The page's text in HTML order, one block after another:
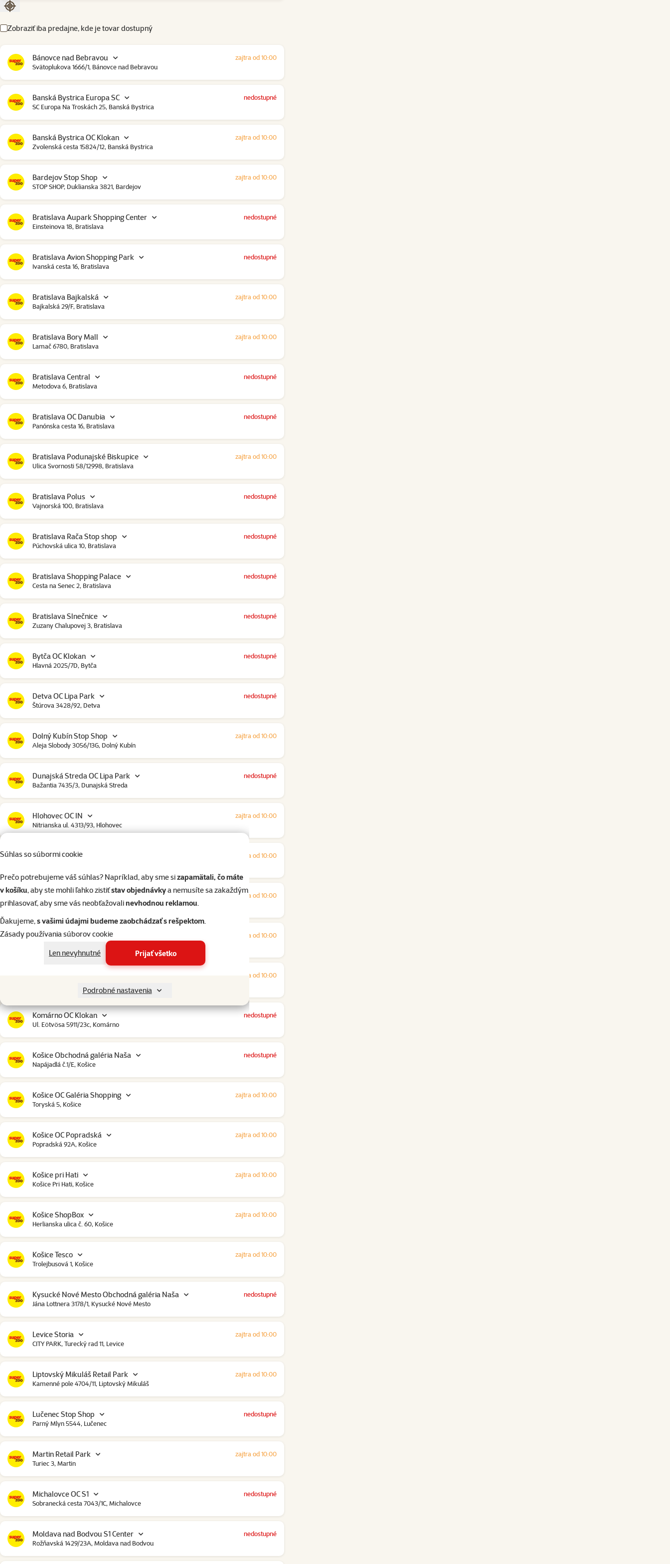
Súhlas so súbormi cookie
Prečo potrebujeme váš súhlas? Napríklad, aby sme sizapamätali, čo máte
v košíku, aby ste mohli ľahko zistiťstav objednávkya nemusíte sa zakaždým
prihlasovať, aby sme vás neobťažovalinevhodnou reklamou.
Ďakujeme,s vašimi údajmi budeme zaobchádzať s rešpektom.
Zásady používania súborov cookie
Len nevyhnutné
Prijať všetko
Podrobné nastavenia
Zoradiť podľa aktuálnej polohy
Zobraziť iba predajne, kde je tovar dostupný
Bánovce nad Bebravou
Svätoplukova 1666/1, Bánovce nad Bebravou
zajtra od 10:00
Banská Bystrica Europa SC
SC Europa Na Troskách 25, Banská Bystrica
nedostupné
Banská Bystrica OC Klokan
Zvolenská cesta 15824/12, Banská Bystrica
zajtra od 10:00
Bardejov Stop Shop
STOP SHOP, Duklianska 3821, Bardejov
zajtra od 10:00
Bratislava Aupark Shopping Center
Einsteinova 18, Bratislava
nedostupné
Bratislava Avion Shopping Park
Ivanská cesta 16, Bratislava
nedostupné
Bratislava Bajkalská
Bajkalská 29/F, Bratislava
zajtra od 10:00
Bratislava Bory Mall
Lamač 6780, Bratislava
zajtra od 10:00
Bratislava Central
Metodova 6, Bratislava
nedostupné
Bratislava OC Danubia
Panónska cesta 16, Bratislava
nedostupné
Bratislava Podunajské Biskupice
Ulica Svornosti 58/12998, Bratislava
zajtra od 10:00
Bratislava Polus
Vajnorská 100, Bratislava
nedostupné
Bratislava Rača Stop shop
Púchovská ulica 10, Bratislava
nedostupné
Bratislava Shopping Palace
Cesta na Senec 2, Bratislava
nedostupné
Bratislava Slnečnice
Zuzany Chalupovej 3, Bratislava
nedostupné
Bytča OC Klokan
Hlavná 2025/7D, Bytča
nedostupné
Detva OC Lipa Park
Štúrova 3428/92, Detva
nedostupné
Dolný Kubín Stop Shop
Aleja Slobody 3056/13G, Dolný Kubín
zajtra od 10:00
Dunajská Streda OC Lipa Park
Bažantia 7435/3, Dunajská Streda
nedostupné
Hlohovec OC IN
Nitrianska ul. 4313/93, Hlohovec
zajtra od 10:00
Humenné zajtra od 10:00
Chorvátsky Grob OC Klokan
Obchodná ulica 4849/4D, Chorvátsky Grob
zajtra od 10:00
Ilava OC Idea zajtra od 10:00
zajtra od 10:00
Komárno OC Klokan
Ul. Eötvösa 5911/23c, Komárno
nedostupné
Košice Obchodná galéria Naša
Napájadlá č.1/E, Košice
nedostupné
Košice OC Galéria Shopping
Toryská 5, Košice
zajtra od 10:00
Košice OC Popradská
Popradská 92A, Košice
zajtra od 10:00
Košice pri Hati
Košice Pri Hati, Košice
zajtra od 10:00
Košice ShopBox
Herlianska ulica č. 60, Košice
zajtra od 10:00
Košice Tesco
Trolejbusová 1, Košice
zajtra od 10:00
Kysucké Nové Mesto Obchodná galéria Naša
Jána Lottnera 3178/1, Kysucké Nové Mesto
nedostupné
Levice Storia
CITY PARK, Turecký rad 11, Levice
zajtra od 10:00
Liptovský Mikuláš Retail Park
Kamenné pole 4704/11, Liptovský Mikuláš
zajtra od 10:00
Lučenec Stop Shop
Parný Mlyn 5544, Lučenec
nedostupné
Martin Retail Park
Turiec 3, Martin
zajtra od 10:00
Michalovce OC S1
Sobranecká cesta 7043/1C, Michalovce
nedostupné
Moldava nad Bodvou S1 Center
Rožňavská 1429/23A, Moldava nad Bodvou
nedostupné